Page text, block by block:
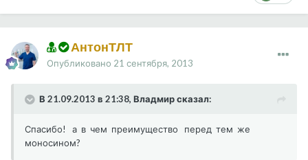
АнтонТЛТ
Опубликовано 21 сентября, 2013
В 21.09.2013 в 21:38, Владмир сказал:
Спасибо! а в чем преимущество перед тем же
моносином?